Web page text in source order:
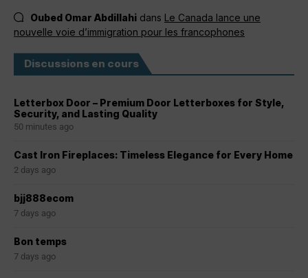
Oubed Omar Abdillahi dans Le Canada lance une
nouvelle voie d’immigration pour les francophones
Discussions en cours
Letterbox Door – Premium Door Letterboxes for Style,
Security, and Lasting Quality
50 minutes ago
Cast Iron Fireplaces: Timeless Elegance for Every Home
2 days ago
bjj888ecom
7 days ago
Bon temps
7 days ago